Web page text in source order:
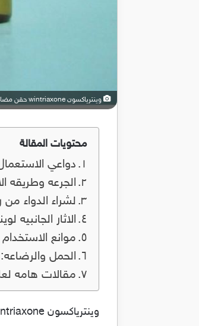
وينترياكسون wintriaxone حقن مضاد حيوي لعلاج امراض الجهاز التنفسي
محتويات المقالة
دواعي
الجرعه وطريقه
لشراء الدواء
الاثار الجانبيه
موانع
الحمل والرضاعه:
مقالات هامه